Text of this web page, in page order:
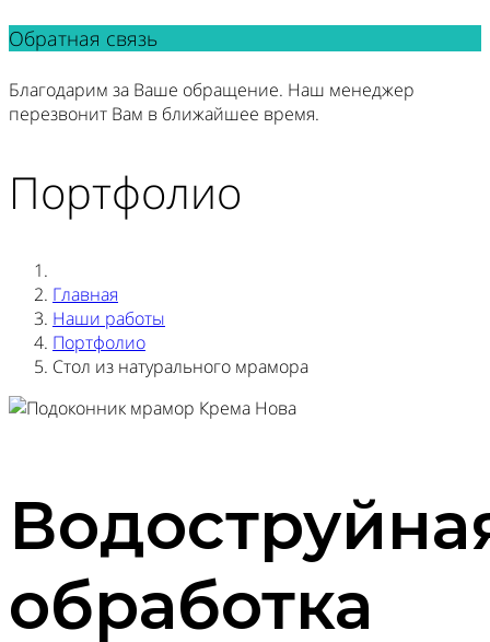
Обратная связь
Благодарим за Ваше обращение. Наш менеджер
перезвонит Вам в ближайшее время.
Портфолио
Главная
Наши работы
Портфолио
Стол из натурального мрамора
обработка